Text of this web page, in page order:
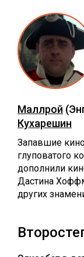
Маллрой
Кухарешин
Запавшие
глуповатого
дополнили
Дастина
других